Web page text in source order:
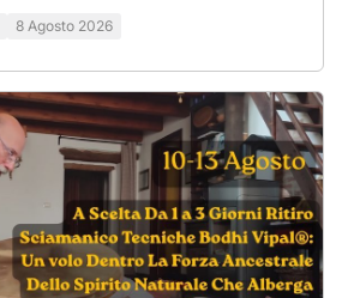
8 Agosto 2026